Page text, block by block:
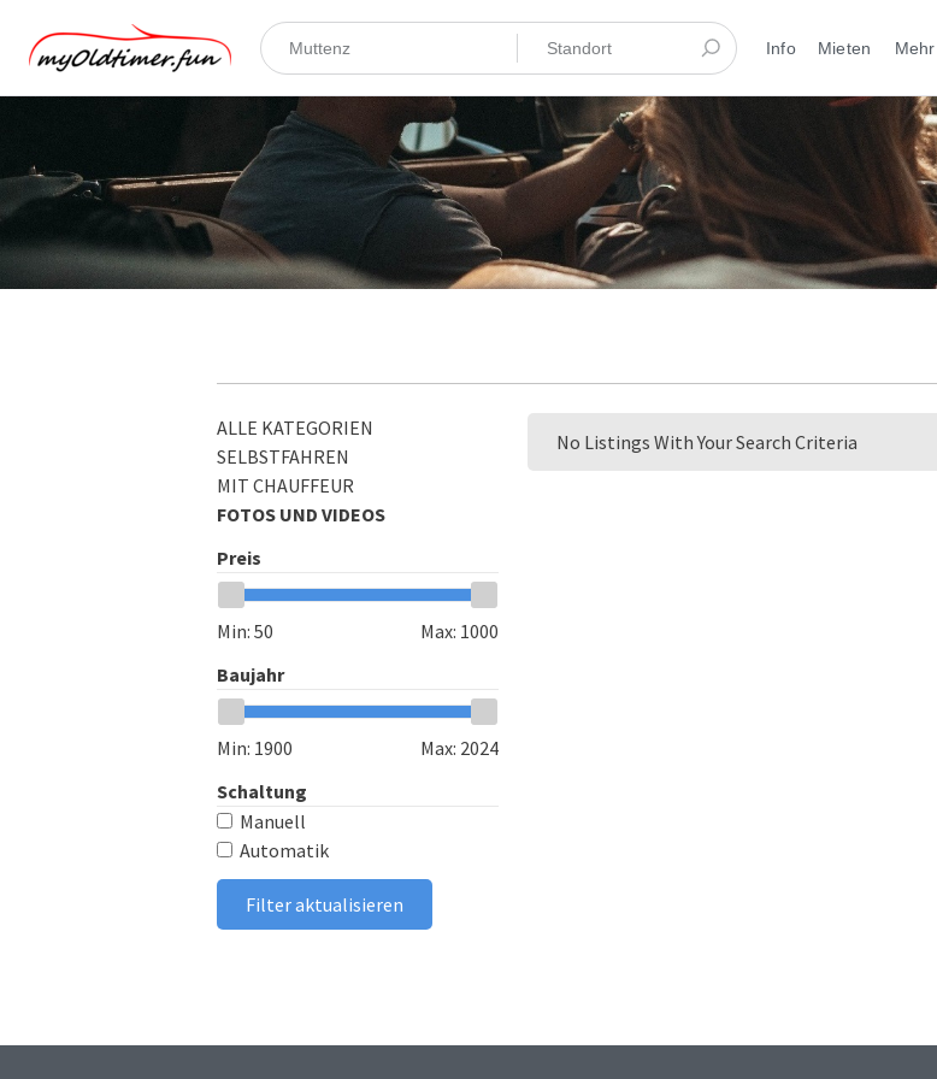
Info Mieten Mehr
ALLE KATEGORIEN
SELBSTFAHREN
MIT CHAUFFEUR
FOTOS UND VIDEOS
Preis
Min: 50 Max: 1000
Baujahr
Min: 1900 Max: 2024
Schaltung
Manuell
Automatik
Filter aktualisieren
No Listings With Your Search Criteria